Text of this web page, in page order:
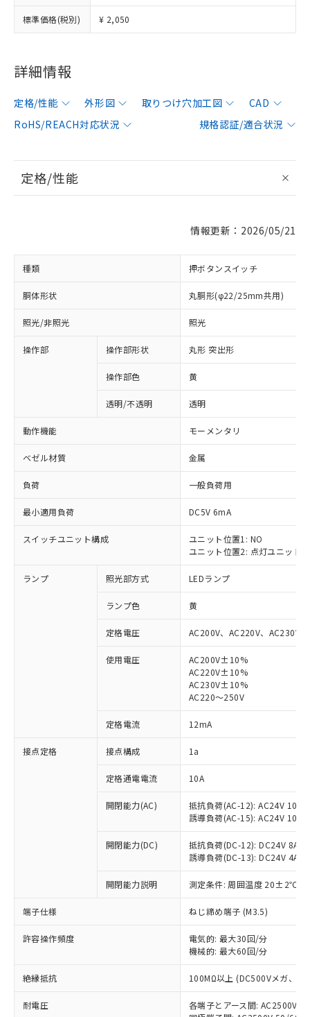
標準価格(税別) ¥ 2,050
詳細情報
定格/性能 外形図 取りつけ穴加工図
CAD
RoHS/REACH対応状況
規格認証/適合状況
定格/性能
情報更新：2026/05/21
種類 押ボタンスイッチ
胴体形状 丸胴形(φ22/25mm共用)
照光/非照光 照光
操作部 操作部形状 丸形 突出形
操作部色 黄
透明/不透明 透明
動作機能 モーメンタリ
ベゼル材質 金属
負荷 一般負荷用
最小適用負荷 DC5V 6mA
スイッチユニット構成
ユニット位置1: NO
ユニット位置2: 点灯ユニット
ランプ 照光部方式 LEDランプ
ランプ色 黄
定格電圧 AC200V、AC220V、AC230V
使用電圧
AC200V±10%
AC220V±10%
AC230V±10%
AC220～250V
定格電流 12mA
接点定格 接点構成 1a
定格通電電流 10A
開閉能力(AC)
抵抗負荷(AC-12): AC24V 10A/
誘導負荷(AC-15): AC24V
開閉能力(DC)
抵抗負荷(DC-12): DC24V 8A/
誘導負荷(DC-13): DC24V 4A/
開閉能力説明 測定条件: 周囲温度 20±2℃、
端子仕様 ねじ締め端子 (M3.5)
許容操作頻度
電気的: 最大30回/分
機械的: 最大60回/分
絶縁抵抗 100MΩ以上 (DC500Vメガ、点
耐電圧
各端子とアース間: AC2500V
ご利用条件
以下の条件をお読みいただき、同意のうえ
本サービスは、当社制御機器事業取扱
商品の当社在庫状況および標準価格
(税抜)を提供させていただくもので
当社制御機器事業取扱商品の中には、
本サービスの対象外となる商品もある
ことをご了承ください。
在庫状況および標準価格照会結果は、
記載している更新日時点での社内デー
タに基づき作成されるものであり、閲
準価格とは異なる場合があることをご
対応済み：EU RoHS指令（10物質）の
非含有に対応した製品が提供可能な商品で
対応予定：EU RoHS指令（10物質）の非含
有に対応した製品に切り替える予定のある
対応予定なし：EU RoHS指令（10物質）の
非含有に非対応の商品で、対応品を出す予
調査・確認中：EU RoHS指令（10物質）の
非含有の対応状況を調査中または確認中の
非該当品：ライセンス料など無形物で、有
害物質有無と関係のない商品です。
仕入先様の事情により、非含有部品として
いたものが、含有品と判明した場合などや
むを得ず変更することがあります。
*EU RoHS指令（10物質）：
鉛(Pb) 1000ppm以下、 水銀(Hg) 1000ppm以下、 カド
六価クロム(Cr(Ⅵ)) 1000ppm以下、ポリ臭化ビフェニル
「○」：最大均質材料含有率が中国RoHSの
基準値以下であることを示します。
「×」：最大均質材料含有率が中国RoHSの
基準値を超えていることを示します。
「－」：未確認です。当社販売部門へお問
当社は、これら貴社製品のうち、外国
為替および外国貿易法に定める商品
（以下｢規制貨物等」という）を輸出
または国外への提供する場合は、日本
国政府の輸出許可(または役務取引許
可)を取得するなどの必要な手続きを